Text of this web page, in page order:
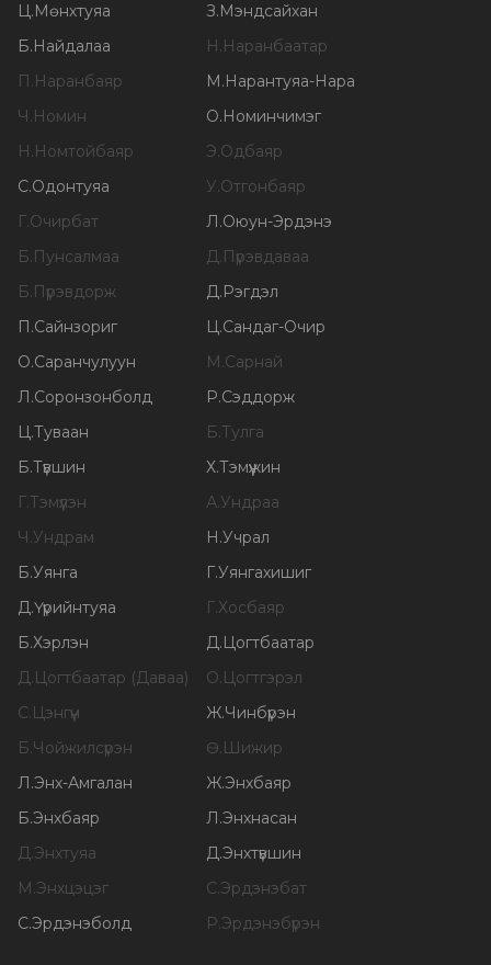
Ц.Мөнхтуяа З.Мэндсайхан
Б.Найдалаа Н.Наранбаатар
П.Наранбаяр М.Нарантуяа-Нара
Ч.Номин О.Номинчимэг
Н.Номтойбаяр Э.Одбаяр
С.Одонтуяа У.Отгонбаяр
Г.Очирбат Л.Оюун-Эрдэнэ
Б.Пунсалмаа Д.Пүрэвдаваа
Б.Пүрэвдорж Д.Рэгдэл
П.Сайнзориг Ц.Сандаг-Очир
О.Саранчулуун М.Сарнай
Л.Соронзонболд Р.Сэддорж
Ц.Туваан Б.Тулга
Б.Түвшин Х.Тэмүүжин
Г.Тэмүүлэн А.Ундраа
Ч.Ундрам Н.Учрал
Б.Уянга Г.Уянгахишиг
Д.Үүрийнтуяа Г.Хосбаяр
Б.Хэрлэн Д.Цогтбаатар
Д.Цогтбаатар (Даваа) О.Цогтгэрэл
С.Цэнгүүн Ж.Чинбүрэн
Б.Чойжилсүрэн Ө.Шижир
Л.Энх-Амгалан Ж.Энхбаяр
Б.Энхбаяр Л.Энхнасан
Д.Энхтуяа Д.Энхтүвшин
М.Энхцэцэг С.Эрдэнэбат
С.Эрдэнэболд Р.Эрдэнэбүрэн